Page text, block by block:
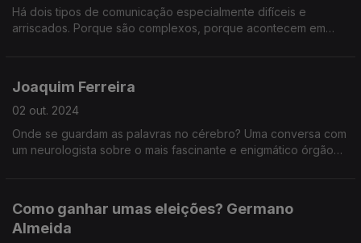
Há dois tipos de comunicação especialmente difíceis e
arriscados. Porque são complexos, porque acontecem em
Joaquim Ferreira
02 out. 2024
Onde se guardam as palavras no cérebro? Uma conversa com
um neurologista sobre o mais fascinante e enigmático órgão
Como ganhar umas eleições? Germano
Almeida